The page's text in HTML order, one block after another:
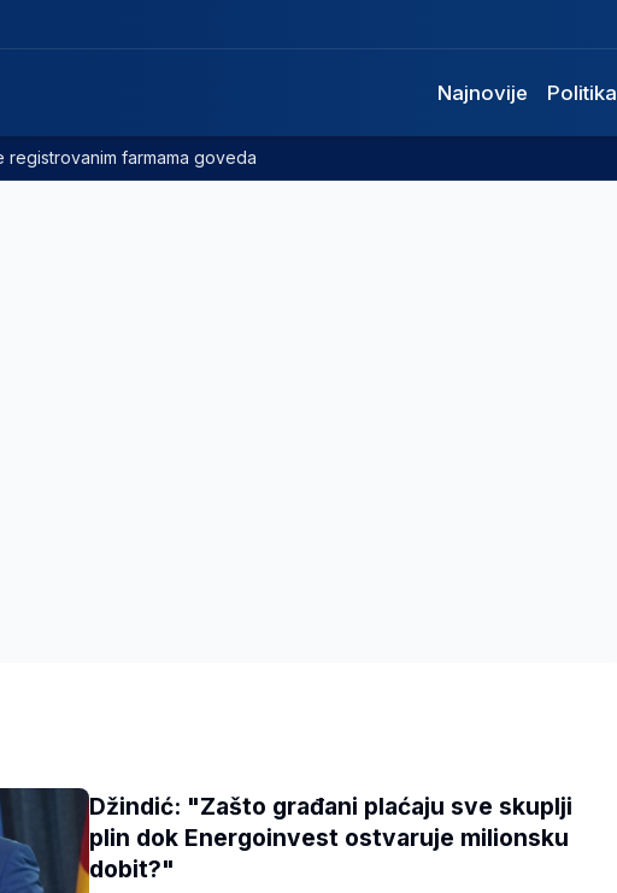
Najnovije Politika
registrovanim farmama goveda
Džindić: "Zašto građani plaćaju sve skuplji
plin dok Energoinvest ostvaruje milionsku
dobit?"